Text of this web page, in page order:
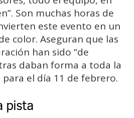
Son muchas horas de
este evento en un
color. Aseguran que las
han sido “de
daban forma a toda la
el día 11 de febrero.
pista